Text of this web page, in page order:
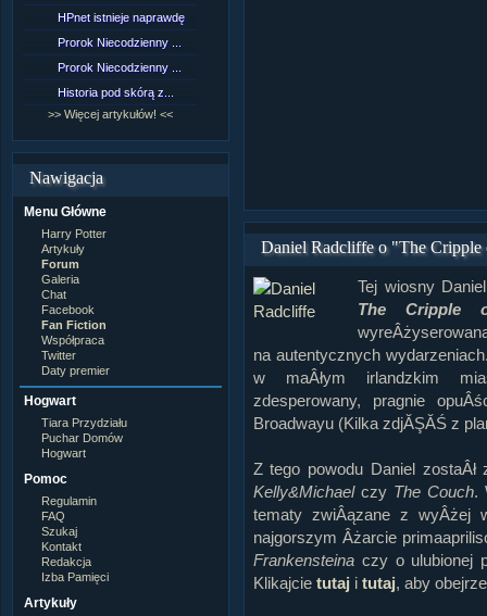
HPnet istnieje naprawdę
Prorok Niecodzienny ...
Prorok Niecodzienny ...
Historia pod skórą z...
>> Więcej artykułów! <<
Nawigacja
Menu Główne
Harry Potter
Artykuły
Forum
Galeria
Chat
Facebook
Fan Fiction
Współpraca
Twitter
Daty premier
Hogwart
Tiara Przydziału
Puchar Domów
Hogwart
Pomoc
Regulamin
FAQ
Szukaj
Kontakt
Redakcja
Izba Pamięci
Artykuły
Daniel Radcliffe o "The Cripple
Tej wiosny
The Cripple
na autentycznych
w maÂłym irlandzkim
zdesperowany, pragnie
Broadwayu (Kilka zdjĂŞĂŚ z
Z tego powodu Daniel
Kelly&Michaelczy The Couch.
tematy zwiÂązane z wyÂżej
najgorszym Âżarcie
Frankensteina czy o ulubionej
Klikajcie tutaj i tutaj, aby